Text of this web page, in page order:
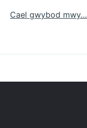
Cael gwybod mwy…